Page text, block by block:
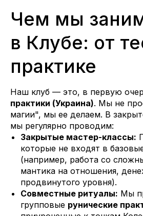
Чем мы
в Клубе: от
практике
Наш клуб — это, в первую
практики (Украина). Мы не
магии", мы ее делаем. В
мы регулярно проводим:
Закрытые мастер-классы:
которые не входят в
(например, работа со
мантика на отношения,
продвинутого уровня).
Совместные ритуалы: Мы
групповые рунические